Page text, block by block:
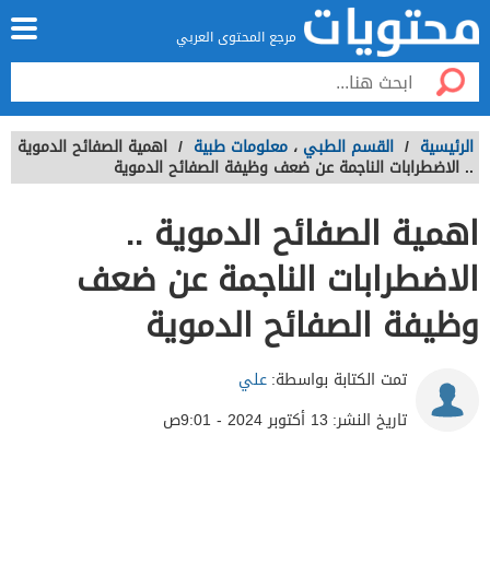
مرجع المحتوى العربي
الرئيسية / القسم الطبي ، معلومات طبية / اهمية الصفائح الدموية
.. الاضطرابات الناجمة عن ضعف وظيفة الصفائح الدموية
اهمية الصفائح الدموية ..
الاضطرابات الناجمة عن ضعف
وظيفة الصفائح الدموية
تمت الكتابة بواسطة:علي
تاريخ النشر: 13 أكتوبر 2024 - 9:01ص